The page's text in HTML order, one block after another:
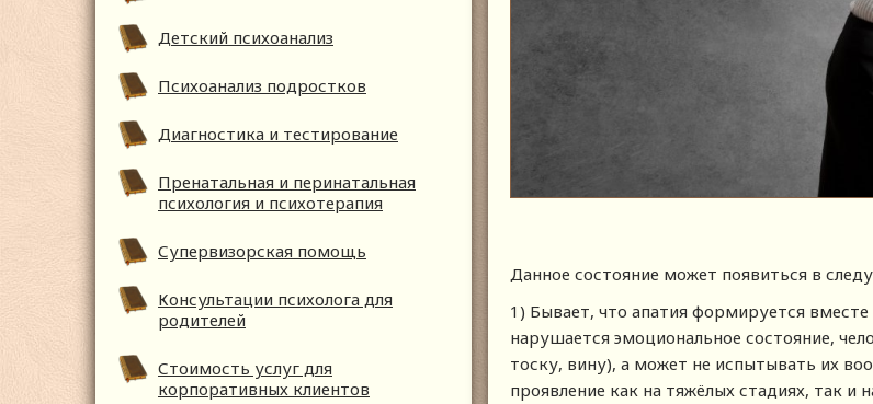
Детский психоанализ
Психоанализ подростков
Диагностика и тестирование
Пренатальная и перинатальная
психология и психотерапия
Супервизорская помощь
Консультации психолога для
родителей
Стоимость услуг для
корпоративных клиентов
Данное состояние может появиться в
1) Бывает, что апатия формируется
нарушается эмоциональное состояние,
тоску, вину), а может не испытывать их
проявление как на тяжёлых стадиях, так и